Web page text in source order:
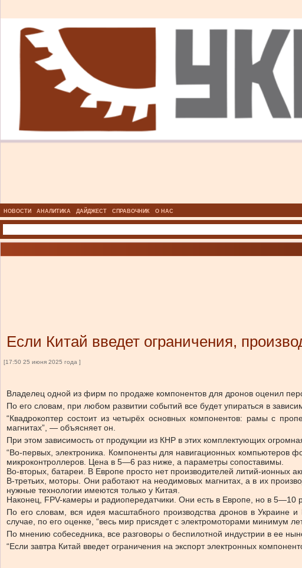
НОВОСТИ АНАЛИТИКА ДАЙДЖЕСТ СПРАВОЧНИК О НАС
Если Китай введет ограничения,
[17:50 25 июня 2025 года ]
Владелец одной из фирм по продаже компонентов для дронов оценил
По его словам, при любом развитии событий все будет упираться в
“Квадрокоптер состоит из четырёх основных компонентов: рамы с
магнитах”, — объясняет он.
При этом зависимость от продукции из КНР в этих комплектующих
“Во-первых, электроника. Компоненты для навигационных компьютеров
микроконтроллеров. Цена в 5—6 раз ниже, а параметры сопоставимы.
Во-вторых, батареи. В Европе просто нет производителей литий-ионных
В-третьих, моторы. Они работают на неодимовых магнитах, а в их
нужные технологии имеются только у Китая.
Наконец, FPV-камеры и радиопередатчики. Они есть в Европе, но в 5—10
По его словам, вся идея масштабного производства дронов в Украине
случае, по его оценке, “весь мир присядет с электромоторами минимум лет
По мнению собеседника, все разговоры о беспилотной индустрии в ее
“Если завтра Китай введет ограничения на экспорт электронных